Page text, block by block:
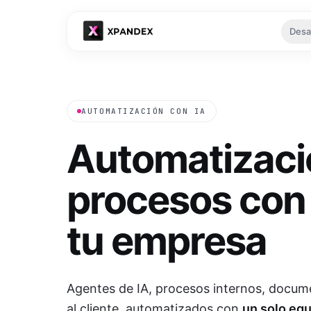
AUTOMATIZACIÓN CON IA
procesos con
tu empresa
Agentes de IA, procesos internos,